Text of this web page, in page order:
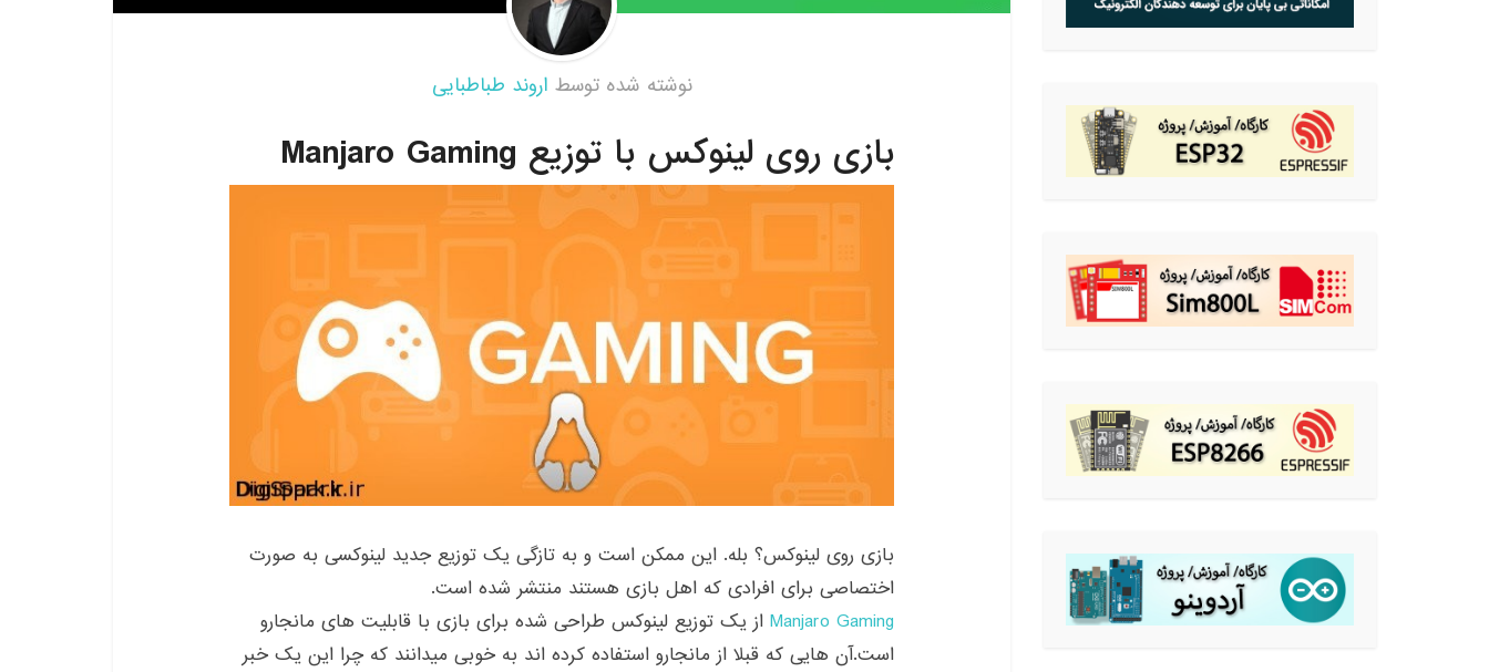
نوشته شده توسط اروند طباطبایی
بازی روی لینوکس با توزیع Manjaro Gaming
بازی روی لینوکس؟ بله. این ممکن است و به تازگی یک توزیع جدید لینوکسی به صورت
اختصاصی برای افرادی که اهل بازی هستند منتشر شده است.
Manjaro Gaming از یک توزیع لینوکس طراحی شده برای بازی با قابلیت های مانجارو
است.آن هایی که قبلا از مانجارو استفاده کرده اند به خوبی میدانند که چرا این یک خبر